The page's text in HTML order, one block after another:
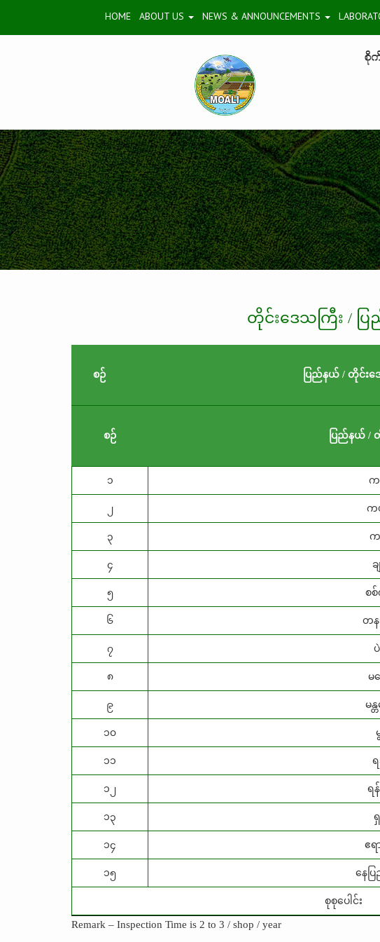
HOME ABOUT US NEWS & ANNOUNCEMENTS
တိုင်းဒေသကြီး /
စဉ် ပြည်နယ် / တိုင်းဒ
စဉ် ပြည်နယ် /
၁ က
၂ က
၃ က
၄ ခ
၅ စ
၆ တန
၇
၈ မ
၉ မန္
၁၀
၁၁
၁၂ ရ
၁၃
၁၄ ဧ
၁၅ နေပ
စုစုပေါင်း
Remark – Inspection Time is 2 to 3 / shop / year